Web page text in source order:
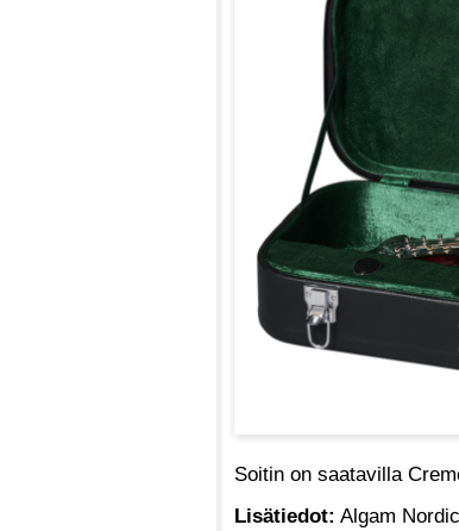
Soitin on saatavilla
Lisätiedot: Algam Nordic